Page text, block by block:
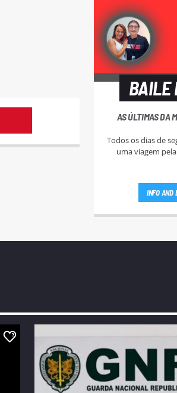
BAILE
AS ÚLTIMAS DA
Todos os dias de
uma viagem
INFO AND